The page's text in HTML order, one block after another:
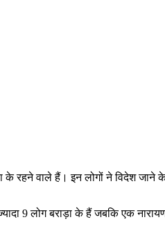
के रहने वाले हैं। इन लोगों ने विदेश
9 लोग बराड़ा के हैं जबकि एक